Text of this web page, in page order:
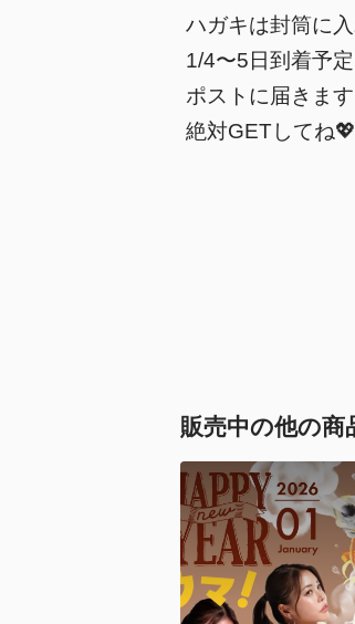
ハガキは封筒に
1/4〜5日到着予
ポストに届きま
絶対GETしてね
販売中の他の商